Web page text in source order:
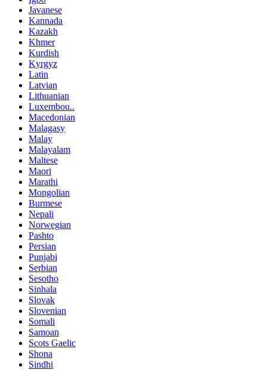
Javanese
Kannada
Kazakh
Khmer
Kurdish
Kyrgyz
Latin
Latvian
Lithuanian
Luxembou..
Macedonian
Malagasy
Malay
Malayalam
Maltese
Maori
Marathi
Mongolian
Burmese
Nepali
Norwegian
Pashto
Persian
Punjabi
Serbian
Sesotho
Sinhala
Slovak
Slovenian
Somali
Samoan
Scots Gaelic
Shona
Sindhi